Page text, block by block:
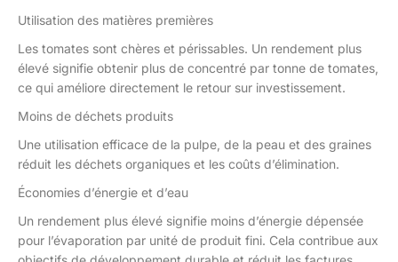
Utilisation des matières premières
Les tomates sont chères et périssables. Un rendement plus
élevé signifie obtenir plus de concentré par tonne de tomates,
ce qui améliore directement le retour sur investissement.
Moins de déchets produits
Une utilisation efficace de la pulpe, de la peau et des graines
réduit les déchets organiques et les coûts d’élimination.
Économies d’énergie et d’eau
Un rendement plus élevé signifie moins d’énergie dépensée
pour l’évaporation par unité de produit fini. Cela contribue aux